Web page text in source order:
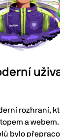
rozhraní,
a
bylo